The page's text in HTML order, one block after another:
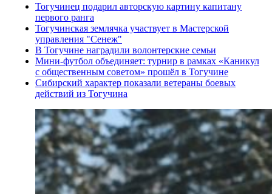
Тогучинец подарил авторскую картину капитану
первого ранга
Тогучинская землячка участвует в Мастерской
управления "Сенеж"
В Тогучине наградили волонтерские семьи
Мини-футбол объединяет: турнир в рамках «Каникул
с общественным советом» прошёл в Тогучине
Сибирский характер показали ветераны боевых
действий из Тогучина